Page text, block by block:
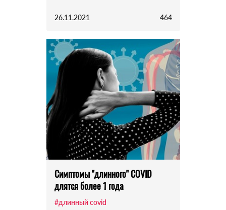
26.11.2021 464
Симптомы "длинного" COVID
длятся более 1 года
#длинный covid